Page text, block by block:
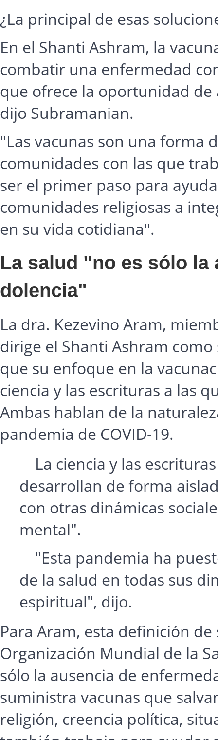
¿La principal de esas
En el Shanti Ashram, la
combatir una enfermedad
que ofrece la oportunidad
dijo Subramanian.
"Las vacunas son una forma
comunidades con las que
ser el primer paso para
comunidades religiosas a
en su vida cotidiana".
La salud "no es sólo la
dolencia"
La dra. Kezevino Aram,
dirige el Shanti Ashram
que su enfoque en la
ciencia y las escrituras a las
Ambas hablan de la
pandemia de COVID-19.
La ciencia y las
desarrollan de forma
con otras dinámicas
mental".
"Esta pandemia ha
de la salud en todas sus
espiritual", dijo.
Para Aram, esta definición
Organización Mundial de la
sólo la ausencia de
suministra vacunas que
religión, creencia política,